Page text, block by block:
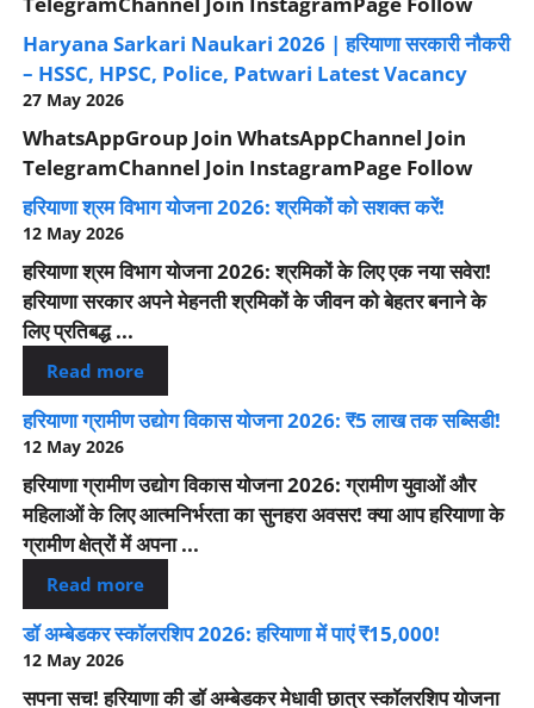
Haryana Sarkari Naukari 2026 | हरियाणा सरकारी नौकरी
– HSSC, HPSC, Police, Patwari Latest Vacancy
27 May 2026
WhatsAppGroup Join WhatsAppChannel Join
TelegramChannel Join InstagramPage Follow
हरियाणा श्रम विभाग योजना 2026: श्रमिकों को सशक्त करें!
12 May 2026
हरियाणा श्रम विभाग योजना 2026: श्रमिकों के लिए एक नया सवेरा!
हरियाणा सरकार अपने मेहनती श्रमिकों के जीवन को बेहतर बनाने के
लिए प्रतिबद्ध ...
Read more
हरियाणा ग्रामीण उद्योग विकास योजना 2026: ₹5 लाख तक सब्सिडी!
12 May 2026
हरियाणा ग्रामीण उद्योग विकास योजना 2026: ग्रामीण युवाओं और
महिलाओं के लिए आत्मनिर्भरता का सुनहरा अवसर! क्या आप हरियाणा के
ग्रामीण क्षेत्रों में अपना ...
Read more
डॉ अम्बेडकर स्कॉलरशिप 2026: हरियाणा में पाएं ₹15,000!
12 May 2026
सपना सच! हरियाणा की डॉ अम्बेडकर मेधावी छात्र स्कॉलरशिप योजना